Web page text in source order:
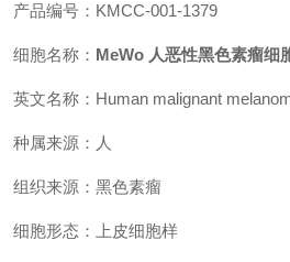
产品编号：KMCC-001-1379
细胞名称： MeWo 人恶性黑色素瘤细
英文名称：Human malignant
种属来源：人
组织来源：黑色素瘤
细胞形态：上皮细胞样